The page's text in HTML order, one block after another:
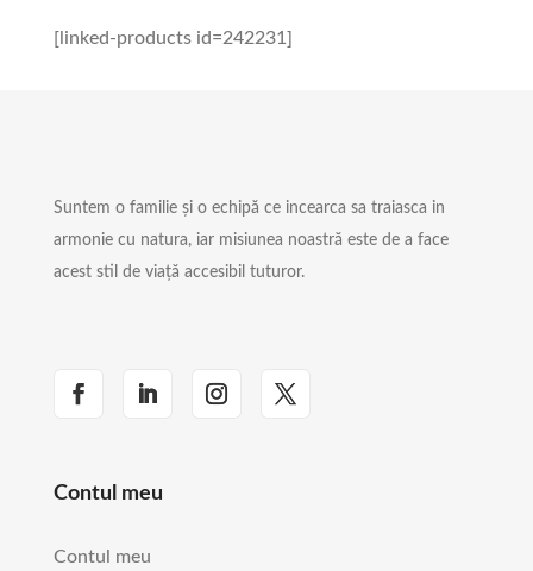
[linked-products id=242231]
Suntem o familie și o echipă ce incearca sa traiasca in
armonie cu natura, iar misiunea noastră este de a face
acest stil de viață accesibil tuturor.
Contul meu
Contul meu